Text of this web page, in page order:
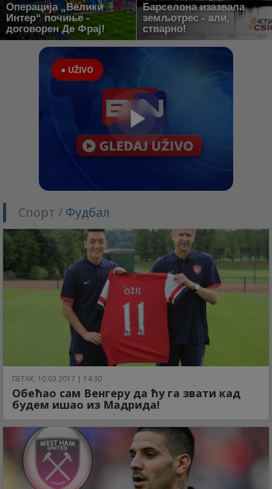
Операција „Велики
Интер“ почиње -
договорен Де Фрај!
Барселона изазвала
земљотрес - али,
стварно!
● UŽIVO
Спорт / Фудбал
ПЕТАК, 10.03.2017 | 14:30
Обећао сам Венгеру да ћу га звати кад
будем ишао из Мадрида!